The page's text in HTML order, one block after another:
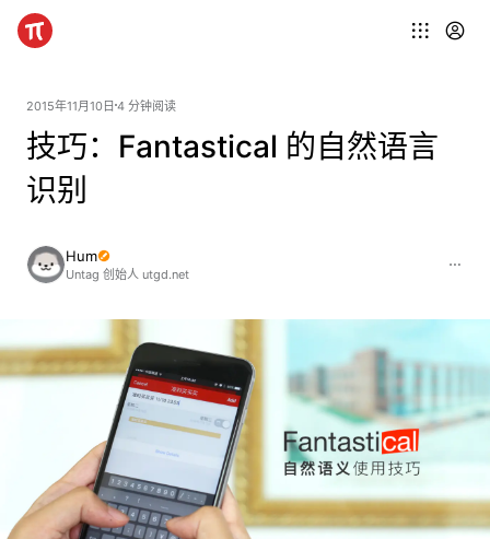
2015年11月10日 4 分钟阅读
技巧：Fantastical 的自然语言
识别
Hum
Untag 创始人 utgd.net